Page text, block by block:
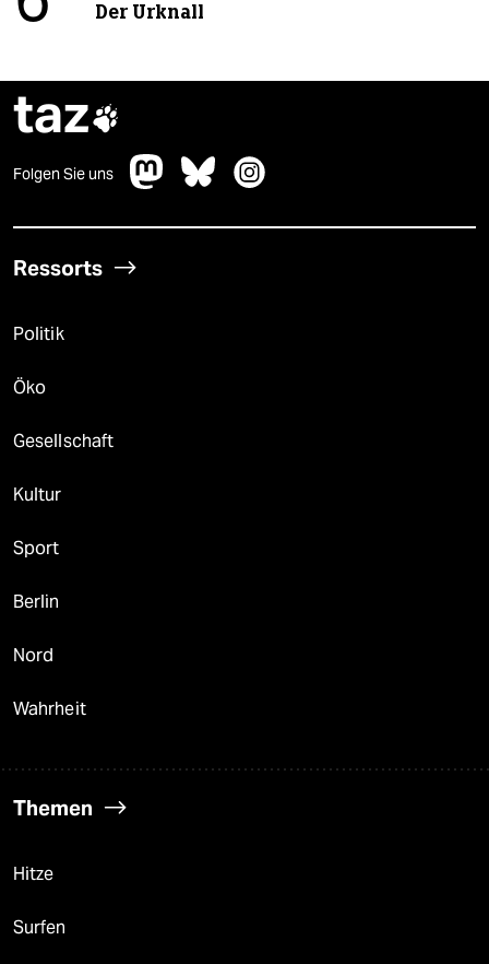
Der Urknall
taz
Folgen Sie uns
Ressorts
Politik
Öko
Gesellschaft
Kultur
Sport
Berlin
Nord
Wahrheit
Themen
Hitze
Surfen